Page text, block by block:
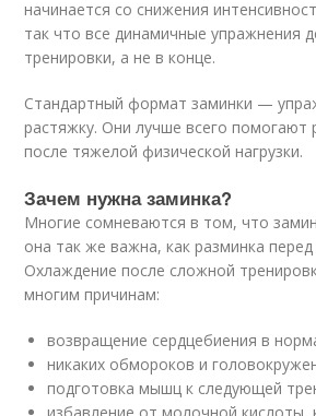
начинается со снижения
так что все динамичные упражнения
тренировки, а не в конце.
Стандартный формат заминки —
растяжку. Они лучше всего
после тяжелой физической нагрузки.
Зачем нужна заминка?
Многие сомневаются в том, что
она так же важна, как разминка
Охлаждение после сложной
многим причинам:
возвращение сердцебиения в
никаких обмороков и
подготовка мышц к следующей
избавление от молочной кислоты,